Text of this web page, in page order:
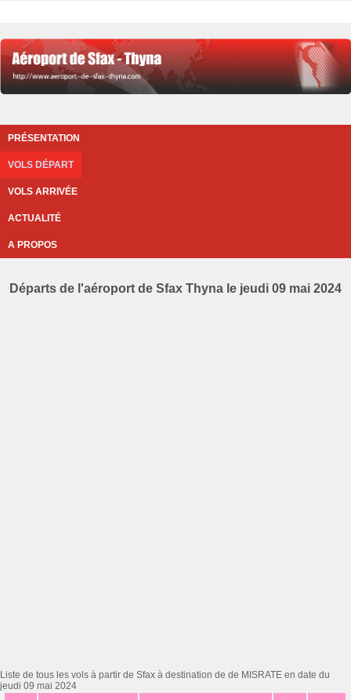
PRÉSENTATION
VOLS DÉPART
VOLS ARRIVÉE
ACTUALITÉ
A PROPOS
Départs de l'aéroport de Sfax Thyna le jeudi 09 mai 2024
Liste de tous les vols à partir de Sfax à destination de de MISRATE en date du
jeudi 09 mai 2024